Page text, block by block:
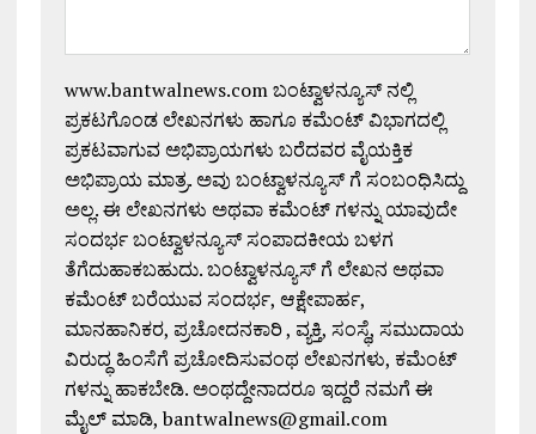
www.bantwalnews.com ಬಂಟ್ವಾಳನ್ಯೂಸ್ ನಲ್ಲಿ
ಪ್ರಕಟಗೊಂಡ ಲೇಖನಗಳು ಹಾಗೂ ಕಮೆಂಟ್ ವಿಭಾಗದಲ್ಲಿ
ಪ್ರಕಟವಾಗುವ ಅಭಿಪ್ರಾಯಗಳು ಬರೆದವರ ವೈಯಕ್ತಿಕ
ಅಭಿಪ್ರಾಯ ಮಾತ್ರ. ಅವು ಬಂಟ್ವಾಳನ್ಯೂಸ್ ಗೆ ಸಂಬಂಧಿಸಿದ್ದು
ಅಲ್ಲ. ಈ ಲೇಖನಗಳು ಅಥವಾ ಕಮೆಂಟ್ ಗಳನ್ನು ಯಾವುದೇ
ಸಂದರ್ಭ ಬಂಟ್ವಾಳನ್ಯೂಸ್ ಸಂಪಾದಕೀಯ ಬಳಗ
ತೆಗೆದುಹಾಕಬಹುದು. ಬಂಟ್ವಾಳನ್ಯೂಸ್ ಗೆ ಲೇಖನ ಅಥವಾ
ಕಮೆಂಟ್ ಬರೆಯುವ ಸಂದರ್ಭ, ಆಕ್ಷೇಪಾರ್ಹ,
ಮಾನಹಾನಿಕರ, ಪ್ರಚೋದನಕಾರಿ , ವ್ಯಕ್ತಿ, ಸಂಸ್ಥೆ, ಸಮುದಾಯ
ವಿರುದ್ಧ ಹಿಂಸೆಗೆ ಪ್ರಚೋದಿಸುವಂಥ ಲೇಖನಗಳು, ಕಮೆಂಟ್
ಗಳನ್ನು ಹಾಕಬೇಡಿ. ಅಂಥದ್ದೇನಾದರೂ ಇದ್ದರೆ ನಮಗೆ ಈ
ಮೈಲ್ ಮಾಡಿ, bantwalnews@gmail.com